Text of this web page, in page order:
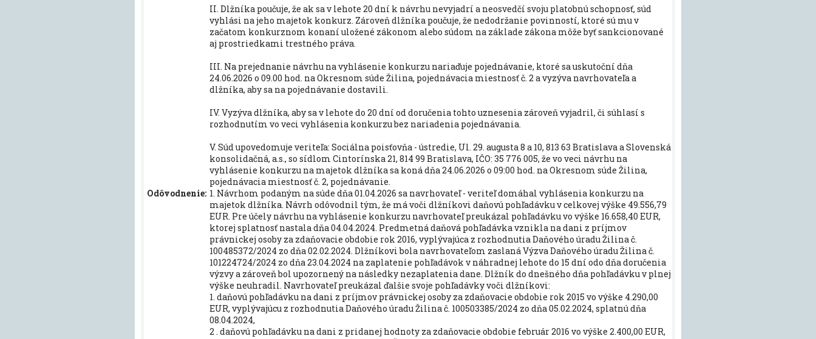
II. Dlžníka poučuje, že ak sa v lehote 20 dní k návrhu nevyjadrí a neosvedčí svoju platobnú schopnosť, súd
vyhlási na jeho majetok konkurz. Zároveň dlžníka poučuje, že nedodržanie povinností, ktoré sú mu v
začatom konkurznom konaní uložené zákonom alebo súdom na základe zákona môže byť sankcionované
aj prostriedkami trestného práva.
III. Na prejednanie návrhu na vyhlásenie konkurzu nariaďuje pojednávanie, ktoré sa uskutoční dňa
24.06.2026 o 09.00 hod. na Okresnom súde Žilina, pojednávacia miestnosť č. 2 a vyzýva navrhovateľa a
dlžníka, aby sa na pojednávanie dostavili.
IV. Vyzýva dlžníka, aby sa v lehote do 20 dní od doručenia tohto uznesenia zároveň vyjadril, či súhlasí s
rozhodnutím vo veci vyhlásenia konkurzu bez nariadenia pojednávania.
V. Súd upovedomuje veriteľa: Sociálna poisťovňa - ústredie, Ul. 29. augusta 8 a 10, 813 63 Bratislava a Slovenská
konsolidačná, a.s., so sídlom Cintorínska 21, 814 99 Bratislava, IČO: 35 776 005, že vo veci návrhu na
vyhlásenie konkurzu na majetok dlžníka sa koná dňa 24.06.2026 o 09:00 hod. na Okresnom súde Žilina,
pojednávacia miestnosť č. 2, pojednávanie.
Odôvodnenie: 1. Návrhom podaným na súde dňa 01.04.2026 sa navrhovateľ - veriteľ domáhal vyhlásenia konkurzu na
majetok dlžníka. Návrh odôvodnil tým, že má voči dlžníkovi daňovú pohľadávku v celkovej výške 49.556,79
EUR. Pre účely návrhu na vyhlásenie konkurzu navrhovateľ preukázal pohľadávku vo výške 16.658,40 EUR,
ktorej splatnosť nastala dňa 04.04.2024. Predmetná daňová pohľadávka vznikla na dani z príjmov
právnickej osoby za zdaňovacie obdobie rok 2016, vyplývajúca z rozhodnutia Daňového úradu Žilina č.
100485372/2024 zo dňa 02.02.2024. Dlžníkovi bola navrhovateľom zaslaná Výzva Daňového úradu Žilina č.
101224724/2024 zo dňa 23.04.2024 na zaplatenie pohľadávok v náhradnej lehote do 15 dní odo dňa doručenia
výzvy a zároveň bol upozornený na následky nezaplatenia dane. Dlžník do dnešného dňa pohľadávku v plnej
výške neuhradil. Navrhovateľ preukázal ďalšie svoje pohľadávky voči dlžníkovi:
1. daňovú pohľadávku na dani z príjmov právnickej osoby za zdaňovacie obdobie rok 2015 vo výške 4.290,00
EUR, vyplývajúcu z rozhodnutia Daňového úradu Žilina č. 100503385/2024 zo dňa 05.02.2024, splatnú dňa
08.04.2024,
2 . daňovú pohľadávku na dani z pridanej hodnoty za zdaňovacie obdobie február 2016 vo výške 2.400,00 EUR,